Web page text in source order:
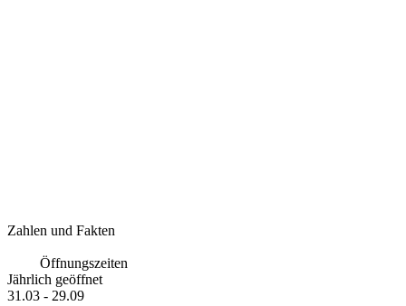
Zahlen und Fakten
Öffnungszeiten
Jährlich geöffnet
31.03 - 29.09